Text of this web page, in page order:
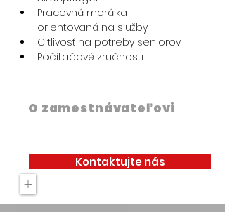
Pracovná morálka
orientovaná na služby
Citlivosť na potreby seniorov
Počítačové zručnosti
O zamestnávateľovi
Kontaktujte nás
+